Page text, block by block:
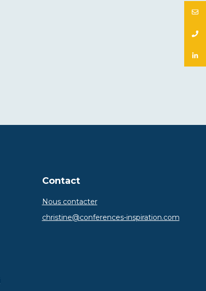
Contact
Nous contacter
christine@conferences-inspiration.com